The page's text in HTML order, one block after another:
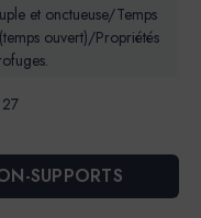
et onctueuse/Temps
ouvert)/Propriétés
27
SUPPORTS